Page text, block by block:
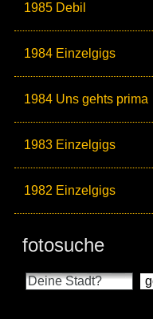
1985 Debil
1984 Einzelgigs
1984 Uns gehts prima
1983 Einzelgigs
1982 Einzelgigs
fotosuche